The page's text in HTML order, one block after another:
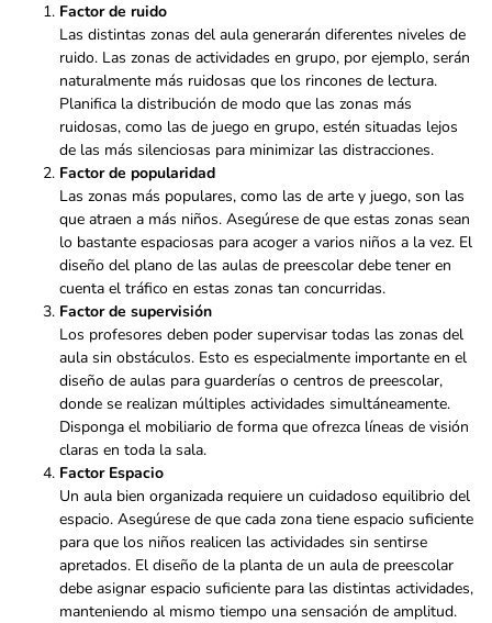
Factor de ruido
Las distintas zonas del aula generarán diferentes niveles de
ruido. Las zonas de actividades en grupo, por ejemplo, serán
naturalmente más ruidosas que los rincones de lectura.
Planifica la distribución de modo que las zonas más
ruidosas, como las de juego en grupo, estén situadas lejos
de las más silenciosas para minimizar las distracciones.
Factor de popularidad
Las zonas más populares, como las de arte y juego, son las
que atraen a más niños. Asegúrese de que estas zonas sean
lo bastante espaciosas para acoger a varios niños a la vez. El
diseño del plano de las aulas de preescolar debe tener en
cuenta el tráfico en estas zonas tan concurridas.
Factor de supervisión
Los profesores deben poder supervisar todas las zonas del
aula sin obstáculos. Esto es especialmente importante en el
diseño de aulas para guarderías o centros de preescolar,
donde se realizan múltiples actividades simultáneamente.
Disponga el mobiliario de forma que ofrezca líneas de visión
claras en toda la sala.
Factor Espacio
Un aula bien organizada requiere un cuidadoso equilibrio del
espacio. Asegúrese de que cada zona tiene espacio suficiente
para que los niños realicen las actividades sin sentirse
apretados. El diseño de la planta de un aula de preescolar
debe asignar espacio suficiente para las distintas actividades,
manteniendo al mismo tiempo una sensación de amplitud.